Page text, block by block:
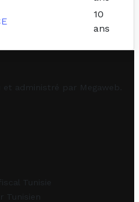
10
ans
administré par Megaweb
Tunisie
Tunisien